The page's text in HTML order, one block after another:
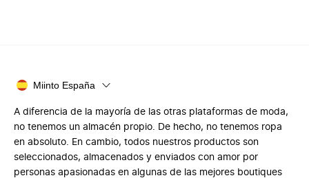
Miinto España
A diferencia de la mayoría de las otras plataformas de moda,
no tenemos un almacén propio. De hecho, no tenemos ropa
en absoluto. En cambio, todos nuestros productos son
seleccionados, almacenados y enviados con amor por
personas apasionadas en algunas de las mejores boutiques